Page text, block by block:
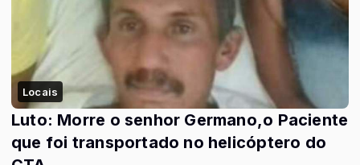
Locais
Luto: Morre o senhor Germano,o Paciente
que foi transportado no helicóptero do